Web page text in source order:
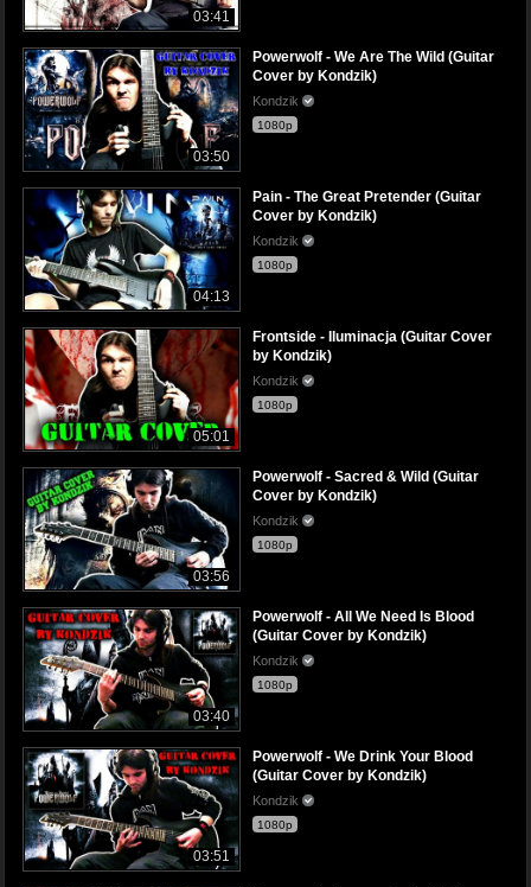
03:41
03:50
Powerwolf - We Are The Wild (Guitar
Cover by Kondzik)
Kondzik
1080p
04:13
Pain - The Great Pretender (Guitar
Cover by Kondzik)
Kondzik
1080p
05:01
Frontside - Iluminacja (Guitar Cover
by Kondzik)
Kondzik
1080p
03:56
Powerwolf - Sacred & Wild (Guitar
Cover by Kondzik)
Kondzik
1080p
03:40
Powerwolf - All We Need Is Blood
(Guitar Cover by Kondzik)
Kondzik
1080p
03:51
Powerwolf - We Drink Your Blood
(Guitar Cover by Kondzik)
Kondzik
1080p